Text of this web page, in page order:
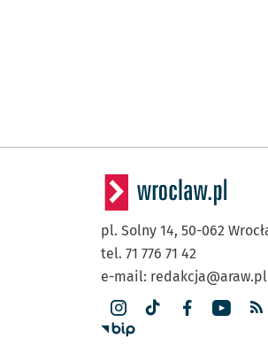
pl. Solny 14, 50-062
tel. 71 776 71 42
e-mail: redakcja@araw.pl